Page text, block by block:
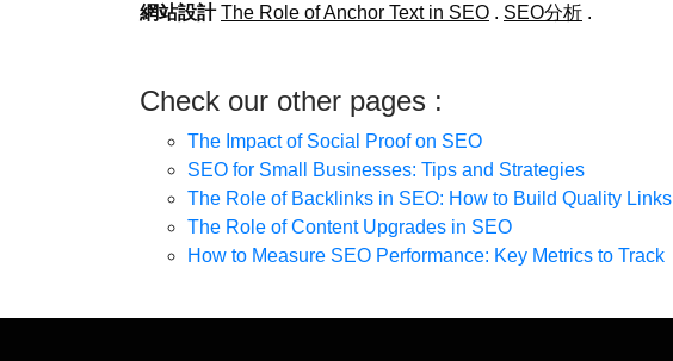
網站設計 The Role of Anchor Text in SEO . SEO分析 .
Check our other pages :
The Impact of Social Proof on SEO
SEO for Small Businesses: Tips and Strategies
The Role of Backlinks in SEO: How to Build Quality Links
The Role of Content Upgrades in SEO
How to Measure SEO Performance: Key Metrics to Track